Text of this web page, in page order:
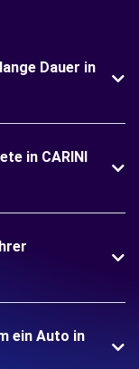
Dauer in
in CARINI
ein Auto in